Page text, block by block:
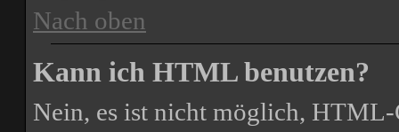
Nach oben
Kann ich HTML benutzen?
Nein, es ist nicht möglich,